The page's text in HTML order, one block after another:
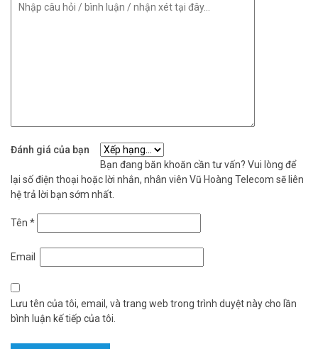
Đánh giá của bạn
Bạn đang băn khoăn cần tư vấn? Vui lòng để
lại số điện thoại hoặc lời nhắn, nhân viên Vũ Hoàng Telecom sẽ liên
hệ trả lời bạn sớm nhất.
Tên *
Email
Lưu tên của tôi, email, và trang web trong trình duyệt này cho lần
bình luận kế tiếp của tôi.